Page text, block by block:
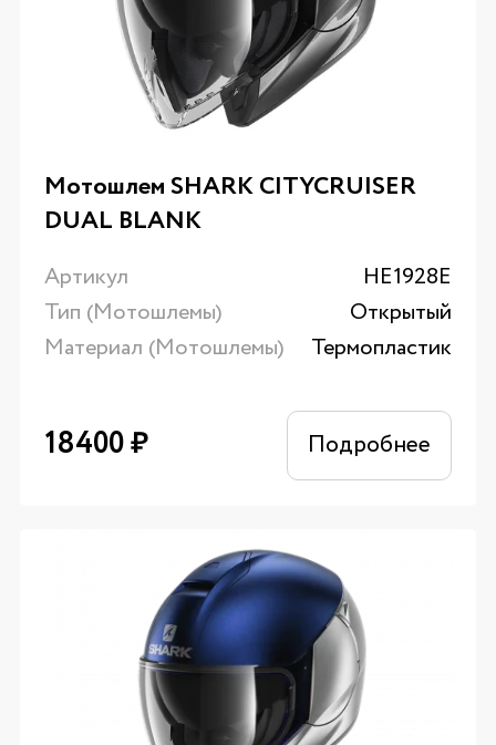
Мотошлем SHARK CITYCRUISER
DUAL BLANK
Артикул
HE1928E
Тип (Мотошлемы)
Открытый
Материал (Мотошлемы)
Термопластик
18400₽ Подробнее